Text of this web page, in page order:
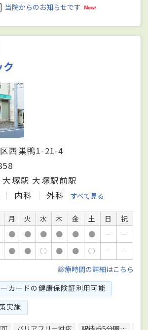
当院からのお知らせです
西巣鴨1-21-4
塚駅 大塚駅前駅
内科 外科 すべて見る
月 火 水 木 金 土 日
祝
● ● ● ● ● ● －
－
● ● ○ ● ● ○ －
－
診療時間の詳細はこちら
カードの健康保険証利用可能
実施